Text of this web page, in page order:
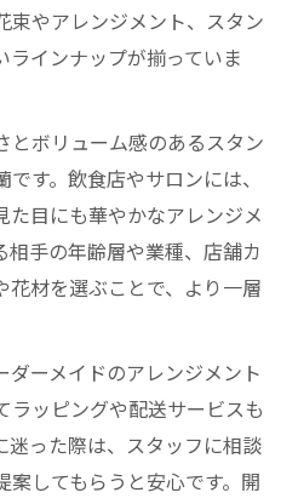
束やアレンジメント、スタン
ラインナップが揃っていま
とボリューム感のあるスタン
す。飲食店やサロンには、
目にも華やかなアレンジメ
相手の年齢層や業種、店舗カ
花材を選ぶことで、より一層
ダーメイドのアレンジメント
ラッピングや配送サービスも
迷った際は、スタッフに相談
案してもらうと安心です。開